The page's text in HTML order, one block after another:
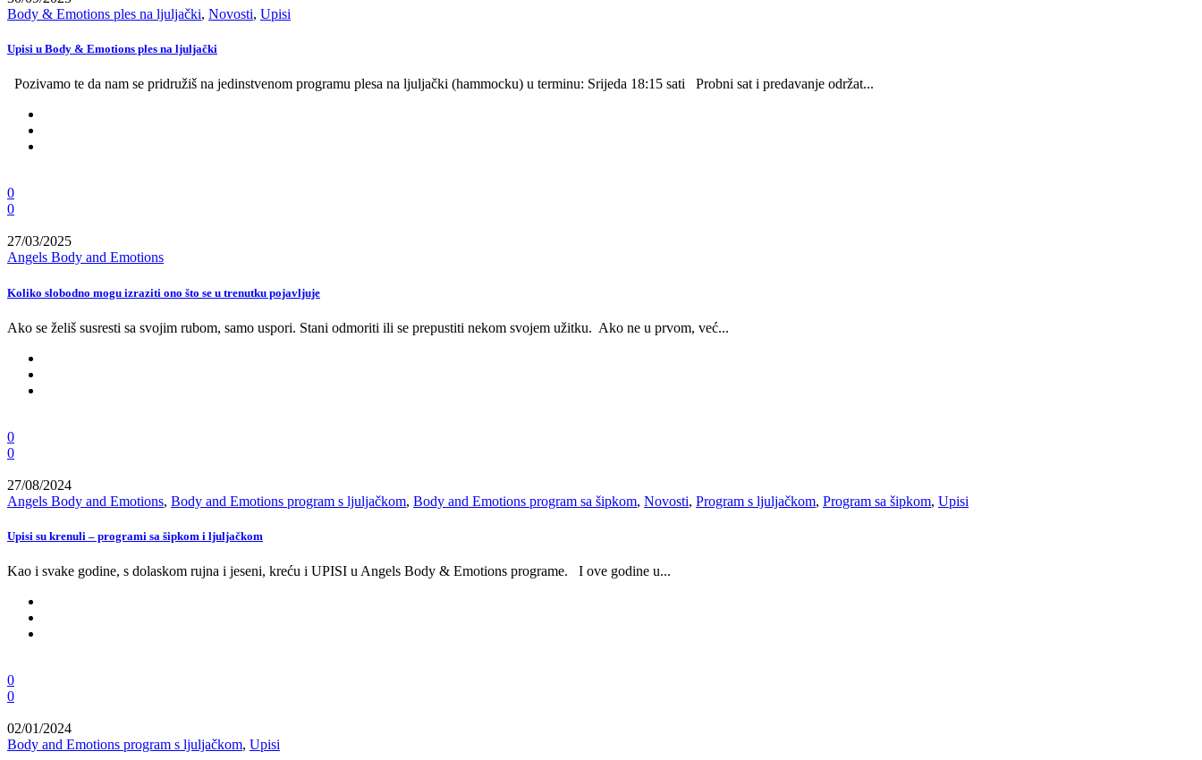
Body & Emotions ples na ljuljački, Novosti, Upisi
Upisi u Body & Emotions ples na ljuljački
Pozivamo te da nam se pridružiš na jedinstvenom programu plesa na ljuljački (hammocku) u terminu: Srijeda 18:15 sati Probni sat i predavanje održat...
0
0
27/03/2025
Angels Body and Emotions
Koliko slobodno mogu izraziti ono što se u trenutku pojavljuje
Ako se želiš susresti sa svojim rubom, samo uspori. Stani odmoriti ili se prepustiti nekom svojem užitku. Ako ne u prvom, već...
0
0
27/08/2024
Angels Body and Emotions, Body and Emotions program s ljuljačkom, Body and Emotions program sa šipkom, Novosti, Program s ljuljačkom, Program sa šipkom, Upisi
Upisi su krenuli – programi sa šipkom i ljuljačkom
Kao i svake godine, s dolaskom rujna i jeseni, kreću i UPISI u Angels Body & Emotions programe. I ove godine u...
0
0
02/01/2024
Body and Emotions program s ljuljačkom, Upisi